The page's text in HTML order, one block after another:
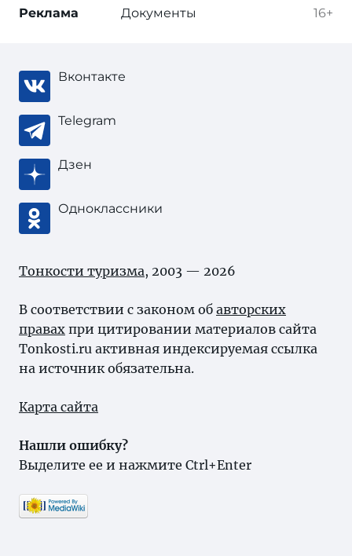
16+
Реклама Документы
Вконтакте
Telegram
Дзен
Одноклассники
Тонкости туризма, 2003 — 2026
В соответствии с законом об авторских
правах при цитировании материалов сайта
Tonkosti.ru активная индексируемая ссылка
на источник обязательна.
Карта сайта
Нашли ошибку?
Выделите ее и нажмите Ctrl+Enter